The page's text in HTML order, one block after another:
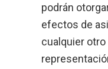
podrán
efectos de
cualquier otro